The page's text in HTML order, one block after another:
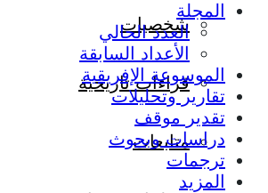
شخصيات
قراءات تاريخية
متابعات
المجلة
العدد الحالي
الأعداد السابقة
الموسوعة الإفريقية
تقارير وتحليلات
تقدير موقف
دراسات وبحوث
ترجمات
المزيد